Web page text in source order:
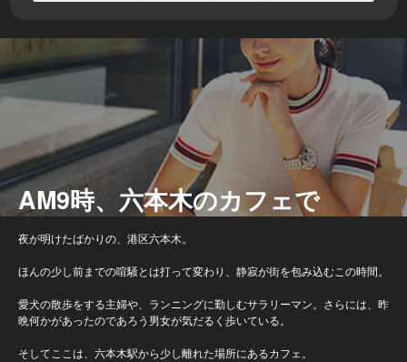
AM9時、六本木のカフェで
夜が明けたばかりの、港区六本木。
ほんの少し前までの喧騒とは打って変わり、静寂が街を包み込むこの時間。
愛犬の散歩をする主婦や、ランニングに勤しむサラリーマン。さらには、昨
晩何かがあったのであろう男女が気だるく歩いている。
そしてここは、六本木駅から少し離れた場所にあるカフェ。